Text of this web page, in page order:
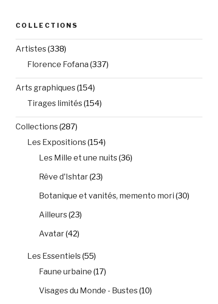
COLLECTIONS
Artistes(338)
Florence Fofana (337)
Arts graphiques(154)
Tirages limités(154)
Collections(287)
Les Expositions(154)
Les Mille et une nuits(36)
Rêve d'Ishtar(23)
Botanique et vanités, memento mori (30)
Ailleurs(23)
Avatar(42)
Les Essentiels(55)
Faune urbaine (17)
Visages du Monde - Bustes(10)